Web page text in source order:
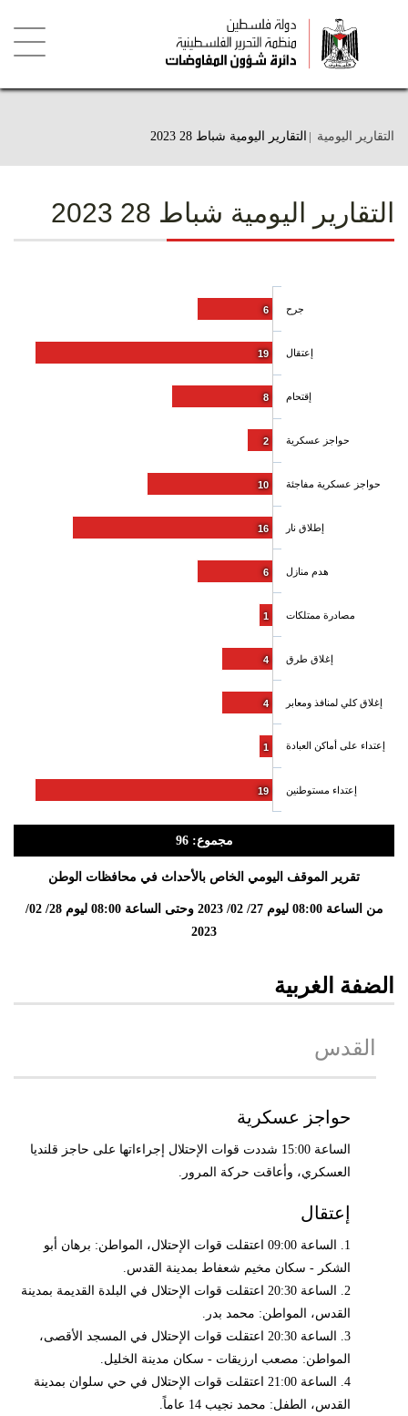
التقارير اليومية التقارير اليومية شباط 28 2023
التقارير اليومية شباط 28 2023
6
19
8
2
10
16
6
1
4
4
1
19
جرح
إعتقال
إقتحام
حواجز عسكرية
حواجز عسكرية مفاجئة
إطلاق نار
هدم منازل
مصادرة ممتلكات
إغلاق طرق
إغلاق كلي لمنافذ ومعابر
إعتداء على أماكن العبادة
إعتداء مستوطنين
مجموع: 96
تقرير الموقف اليومي الخاص بالأحداث في محافظات الوطن
من الساعة 08:00 ليوم 27/ 02/ 2023 وحتى الساعة 08:00 ليوم 28/ 02/
2023
الضفة الغربية
القدس
حواجز عسكرية
الساعة 15:00 شددت قوات الإحتلال إجراءاتها على حاجز قلنديا
العسكري، وأعاقت حركة المرور.
إعتقال
1. الساعة 09:00 اعتقلت قوات الإحتلال، المواطن: برهان أبو
الشكر - سكان مخيم شعفاط بمدينة القدس.
2. الساعة 20:30 اعتقلت قوات الإحتلال في البلدة القديمة بمدينة
القدس، المواطن: محمد بدر.
3. الساعة 20:30 اعتقلت قوات الإحتلال في المسجد الأقصى،
المواطن: مصعب ارزيقات - سكان مدينة الخليل.
4. الساعة 21:00 اعتقلت قوات الإحتلال في حي سلوان بمدينة
القدس، الطفل: محمد نجيب 14 عاماً.